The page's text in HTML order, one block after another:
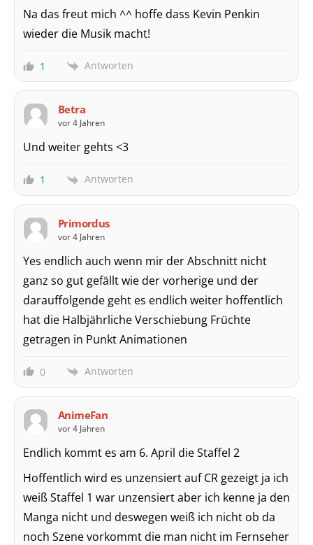
Na das freut mich ^^ hoffe dass Kevin Penkin
wieder die Musik macht!
1 Antworten
Betra
vor 4 Jahren
Und weiter gehts <3
1 Antworten
Primordus
vor 4 Jahren
Yes endlich auch wenn mir der Abschnitt nicht
ganz so gut gefällt wie der vorherige und der
darauffolgende geht es endlich weiter hoffentlich
hat die Halbjährliche Verschiebung Früchte
getragen in Punkt Animationen
0 Antworten
AnimeFan
vor 4 Jahren
Endlich kommt es am 6. April die Staffel 2
Hoffentlich wird es unzensiert auf CR gezeigt ja ich
weiß Staffel 1 war unzensiert aber ich kenne ja den
Manga nicht und deswegen weiß ich nicht ob da
noch Szene vorkommt die man nicht im Fernseher